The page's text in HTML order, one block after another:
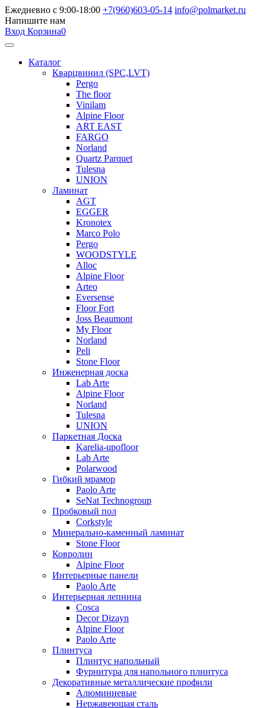
Ежедневно с 9:00-18:00 +7(960)603-05-14 info@polmarket.ru
Напишите нам
Вход Корзина0
Каталог
Кварцвинил (SPC,LVT)
Pergo
The floor
Vinilam
Alpine Floor
ART EAST
FARGO
Norland
Quartz Parquet
Tulesna
UNION
Ламинат
AGT
EGGER
Kronotex
Marco Polo
Pergo
WOODSTYLE
Alloc
Alpine Floor
Arteo
Eversense
Floor Fort
Joss Beaumont
My Floor
Norland
Peli
Stone Floor
Инженерная доска
Lab Arte
Alpine Floor
Norland
Tulesna
UNION
Паркетная Доска
Karelia-upofloor
Lab Arte
Polarwood
Гибкий мрамор
Paolo Arte
SeNat Technogroup
Пробковый пол
Corkstyle
Минерально-каменный ламинат
Stone Floor
Ковролин
Alpine Floor
Интерьерные панели
Paolo Arte
Интерьерная лепнина
Cosca
Decor Dizayn
Alpine Floor
Paolo Arte
Плинтуса
Плинтус напольный
Фурнитура для напольного плинтуса
Декоративные металлические профили
Алюминиевые
Нержавеющая сталь